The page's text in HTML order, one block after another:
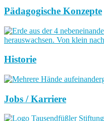
Pädagogische Konzepte
Historie
Jobs / Karriere